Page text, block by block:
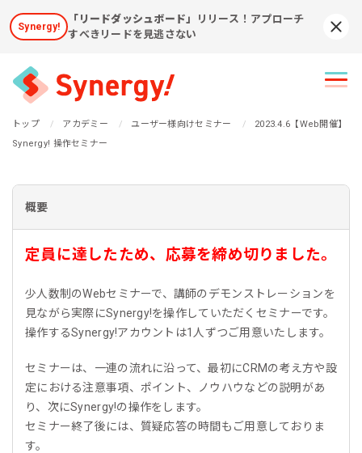
Synergy!
「リードダッシュボード」
リリース！アプローチ
すべきリードを見逃さない
トップ アカデミー ユーザー様向けセミナー
2023.4.6【Web開催】
Synergy! 操作セミナー
概要
定員に達したため、応募を締め切りました。
少人数制のWebセミナーで、講師のデモンストレーションを
見ながら実際にSynergy!を操作していただくセミナーです。
操作するSynergy!アカウントは1人ずつご用意いたします。
セミナーは、一連の流れに沿って、最初にCRMの考え方や設
定における注意事項、ポイント、ノウハウなどの説明があ
り、次にSynergy!の操作をします。
セミナー終了後には、質疑応答の時間もご用意しておりま
す。